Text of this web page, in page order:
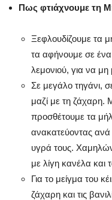
Πως φτιάχνουμε τη
Ξεφλουδίζουμε τα
τα αφήνουμε σε
λεμονιού, για να μη
Σε μεγάλο τηγάνι,
μαζί με τη ζάχαρη.
προσθέτουμε τα
ανακατεύοντας
υγρά τους.
με λίγη κανέλα
Για το μείγμα του
ζάχαρη και τις